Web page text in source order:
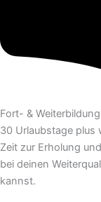
Fort- &
30 Urlaubstage plus
Zeit zur Erholung
bei deinen
kannst.